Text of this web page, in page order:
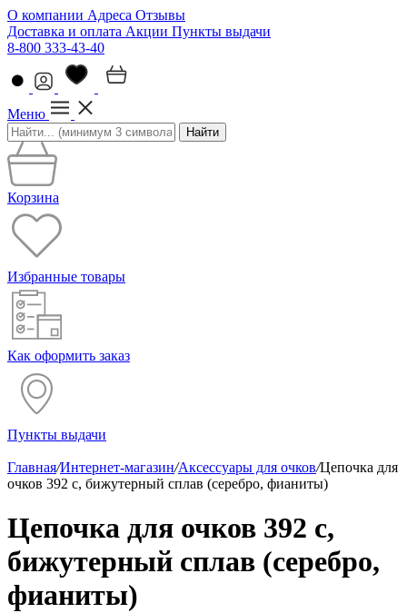
О компании Адреса Отзывы
Доставка и оплата Акции Пункты выдачи
8-800 333-43-40
Меню
Найти
Корзина
Избранные товары
Как оформить заказ
Пункты выдачи
Главная/Интернет-магазин/Аксессуары для очков/Цепочка для
очков 392 с, бижутерный сплав (серебро, фианиты)
Цепочка для очков 392 с,
бижутерный сплав (серебро,
фианиты)